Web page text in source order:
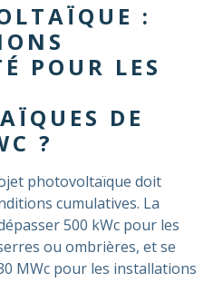
:
POUR LES
DE
?
photovoltaïque doit
cumulatives. La
500 kWc pour les
ou ombrières, et se
MWc pour les installations